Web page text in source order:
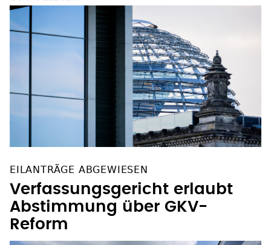
EILANTRÄGE ABGEWIESEN
Verfassungsgericht erlaubt
Abstimmung über GKV-
Reform